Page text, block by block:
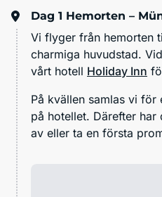
Dag 1 Hemorten –
Vi flyger från hemorten
charmiga huvudstad.
vårt hotell Holiday Inn
På kvällen samlas vi för
på hotellet. Därefter
av eller ta en första